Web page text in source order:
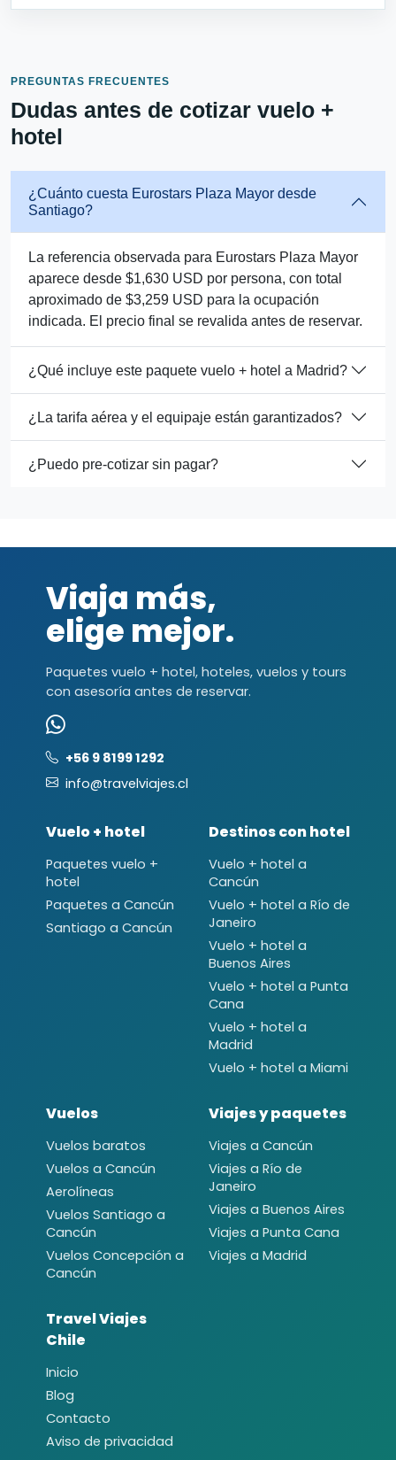
PREGUNTAS FRECUENTES
Dudas antes de cotizar vuelo +
hotel
¿Cuánto cuesta Eurostars Plaza Mayor desde
Santiago?
La referencia observada para Eurostars Plaza Mayor
aparece desde $1,630 USD por persona, con total
aproximado de $3,259 USD para la ocupación
indicada. El precio final se revalida antes de reservar.
¿Qué incluye este paquete vuelo + hotel a Madrid?
¿La tarifa aérea y el equipaje están garantizados?
¿Puedo pre-cotizar sin pagar?
Viaja más,
elige mejor.
Paquetes vuelo + hotel, hoteles, vuelos y tours
con asesoría antes de reservar.
+56 9 8199 1292
info@travelviajes.cl
Vuelo + hotel
Paquetes vuelo +
hotel
Paquetes a Cancún
Santiago a Cancún
Destinos con hotel
Vuelo + hotel a
Cancún
Vuelo + hotel a Río de
Janeiro
Vuelo + hotel a
Buenos Aires
Vuelo + hotel a Punta
Cana
Vuelo + hotel a
Madrid
Vuelo + hotel a Miami
Vuelos
Vuelos baratos
Vuelos a Cancún
Aerolíneas
Vuelos Santiago a
Cancún
Vuelos Concepción a
Cancún
Viajes y paquetes
Viajes a Cancún
Viajes a Río de
Janeiro
Viajes a Buenos Aires
Viajes a Punta Cana
Viajes a Madrid
Travel Viajes
Chile
Inicio
Blog
Contacto
Aviso de privacidad